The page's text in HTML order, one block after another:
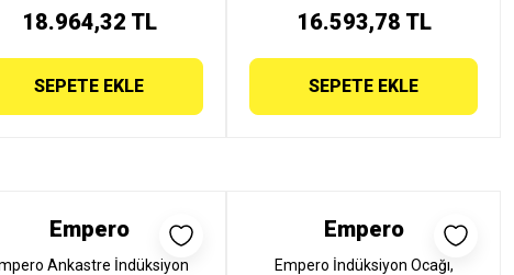
18.964,32 TL
SEPETE EKLE
16.593,78 TL
SEPETE EKLE
Empero
Ankastre İndüksiyon
Empero
Empero İndüksiyon Ocağı,